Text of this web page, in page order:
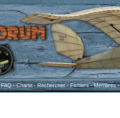
FAQ-Charte-Rechercher-Fichiers-Membres